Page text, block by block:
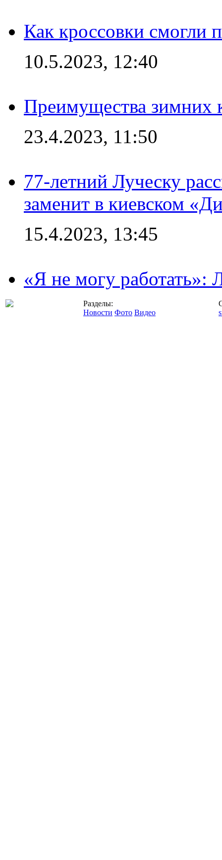
Как кроссовки смогли
10.5.2023, 12:40
Преимущества зимних
23.4.2023, 11:50
77-летний Луческу
заменит в киевском
15.4.2023, 13:45
«Я не могу работать»:
Разделы:
Новости Фото Видео